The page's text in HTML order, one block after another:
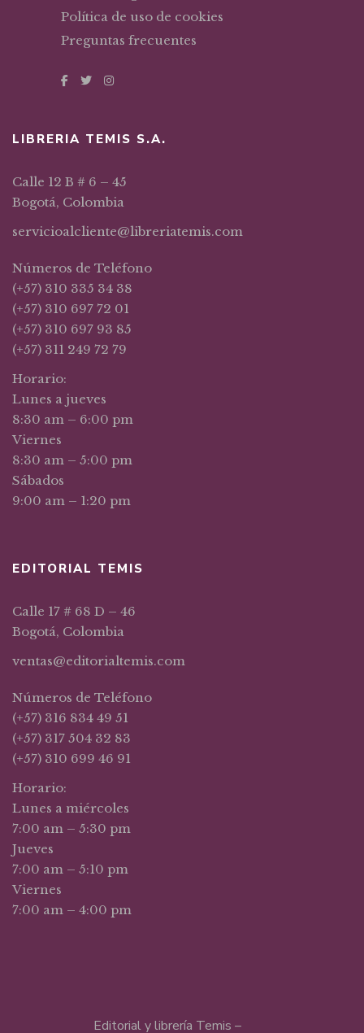
Política de uso de cookies
Preguntas frecuentes
LIBRERIA TEMIS S.A.
Calle 12 B # 6 – 45
Bogotá, Colombia
servicioalcliente@libreriatemis.com
Números de Teléfono
(+57) 310 335 34 38
(+57) 310 697 72 01
(+57) 310 697 93 85
(+57) 311 249 72 79
Horario:
Lunes a jueves
8:30 am – 6:00 pm
Viernes
8:30 am – 5:00 pm
Sábados
9:00 am – 1:20 pm
EDITORIAL TEMIS
Calle 17 # 68 D – 46
Bogotá, Colombia
ventas@editorialtemis.com
Números de Teléfono
(+57) 316 834 49 51
(+57) 317 504 32 83
(+57) 310 699 46 91
Horario:
Lunes a miércoles
7:00 am – 5:30 pm
Jueves
7:00 am – 5:10 pm
Viernes
7:00 am – 4:00 pm
Editorial y librería Temis –